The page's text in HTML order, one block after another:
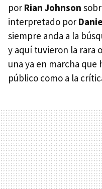
por Rian Johnson
interpretado por
siempre anda a la
y aquí tuvieron la rara
una ya en marcha
público como a la